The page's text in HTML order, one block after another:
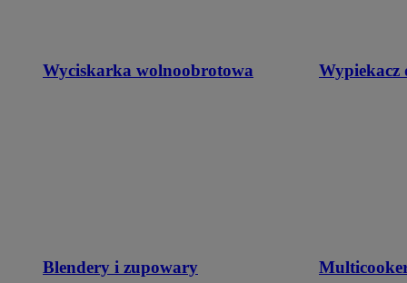
Wyciskarka wolnoobrotowa Wypiekacz
Blendery i zupowary